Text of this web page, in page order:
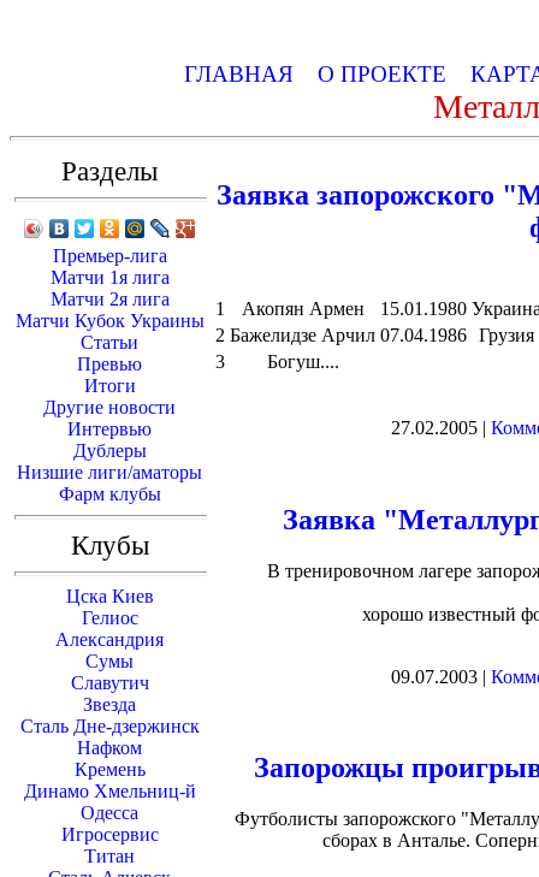
ГЛАВНАЯ О ПРОЕКТЕ
Разделы
Премьер-лига
Матчи 1я лига
Матчи 2я лига
Матчи Кубок Украины
Статьи
Превью
Итоги
Другие новости
Интервью
Дублеры
Низшие лиги/аматоры
Фарм клубы
Клубы
Цска Киев
Гелиос
Александрия
Сумы
Славутич
Звезда
Сталь Дне-дзержинск
Нафком
Кремень
Динамо Хмельниц-й
Одесса
Игросервис
Титан
Заявка запорожского
1 Акопян Армен 15.01.1980
2 Бажелидзе Арчил 07.04.1986 Грузия
3
Богуш....
27.02.2005 |
Заявка
В тренировочном лагере
хорошо известный
09.07.2003 |
Запорожцы
Футболисты запорожского
сборах в Анталье.